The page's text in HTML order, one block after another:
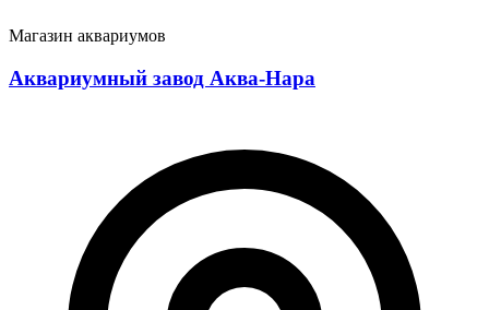
Магазин аквариумов
Аквариумный завод Аква-Нара